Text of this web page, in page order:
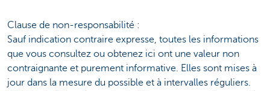
Clause de non-responsabilité :
Sauf indication contraire expresse, toutes les informations
que vous consultez ou obtenez ici ont une valeur non
contraignante et purement informative. Elles sont mises à
jour dans la mesure du possible et à intervalles réguliers.